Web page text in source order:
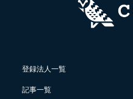
登録法人一覧
記事一覧